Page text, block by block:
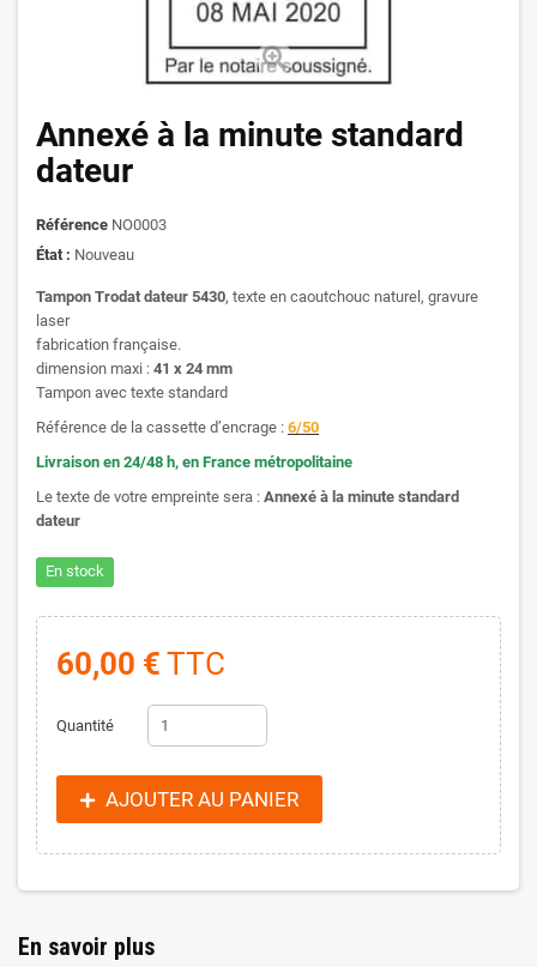
Annexé à la minute standard
dateur
Référence NO0003
État : Nouveau
Tampon Trodat dateur 5430, texte en caoutchouc naturel, gravure
laser
fabrication française.
dimension maxi : 41 x 24 mm
Tampon avec texte standard
Référence de la cassette d’encrage : 6/50
Livraison en 24/48 h, en France métropolitaine
Le texte de votre empreinte sera : Annexé à la minute standard
dateur
En stock
60,00 € TTC
Quantité
AJOUTER AU PANIER
En savoir plus